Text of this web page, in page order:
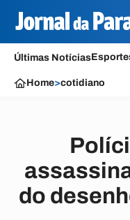
Últimas Notícias
Home>cotidiano
do